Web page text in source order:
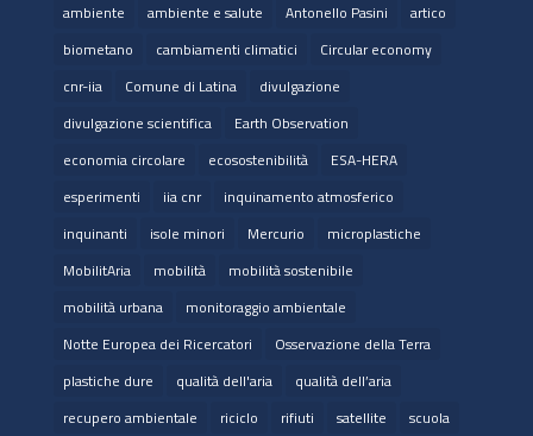
ambiente ambiente e salute Antonello Pasini
artico
biometano
cambiamenti climatici
Circular economy
cnr-iia
Comune di Latina
divulgazione
divulgazione scientifica
Earth Observation
economia circolare
ecosostenibilità
ESA-HERA
esperimenti
iia cnr
inquinamento atmosferico
inquinanti
isole minori Mercurio
microplastiche
MobilitAria
mobilità
mobilità sostenibile
mobilità urbana
monitoraggio ambientale
Notte Europea dei Ricercatori
Osservazione della Terra
plastiche dure
qualità dell'aria
qualità dell’aria
recupero ambientale
riciclo rifiuti satellite scuola